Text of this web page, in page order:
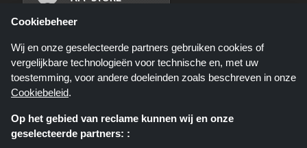
Shoppingspout.nl is een website die u deals, kortingen en kortingscodes
Cookiebeheer
Wij en onze geselecteerde partners gebruiken cookies of
vergelijkbare technologieën voor technische en, met uw
toestemming, voor andere doeleinden zoals beschreven in onze
Cookiebeleid.
Op het gebied van reclame kunnen wij en onze
geselecteerde partners: :